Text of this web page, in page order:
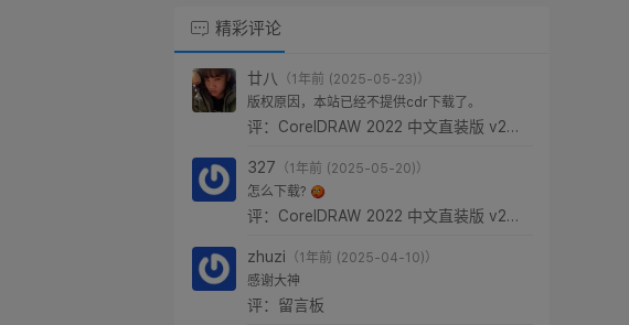
327（1年前 (2025-05-20)）
怎么下载?
感谢大神
评：留言板
谢谢
评：留言板